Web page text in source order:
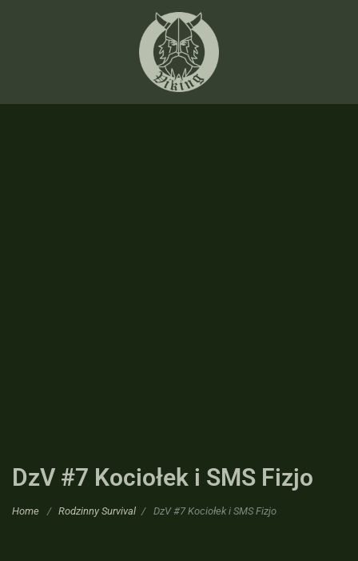
DzV #7 Kociołek i SMS Fizjo
Home / Rodzinny Survival / DzV #7 Kociołek i SMS Fizjo